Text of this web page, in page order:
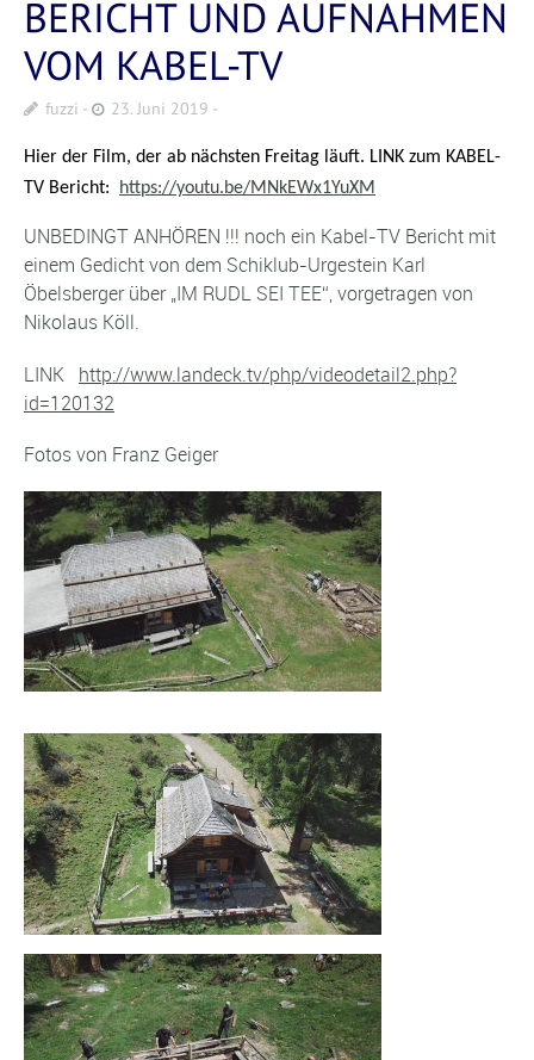
BERICHT UND AUFNAHMEN
VOM KABEL-TV
fuzzi 23. Juni 2019
Hier der Film, der ab nächsten Freitag läuft. LINK zum KABEL-
TV Bericht: https://youtu.be/MNkEWx1YuXM
UNBEDINGT ANHÖREN !!! noch ein Kabel-TV Bericht mit
einem Gedicht von dem Schiklub-Urgestein Karl
Öbelsberger über „IM RUDL SEI TEE“, vorgetragen von
Nikolaus Köll.
LINK http://www.landeck.tv/php/videodetail2.php?
id=120132
Fotos von Franz Geiger